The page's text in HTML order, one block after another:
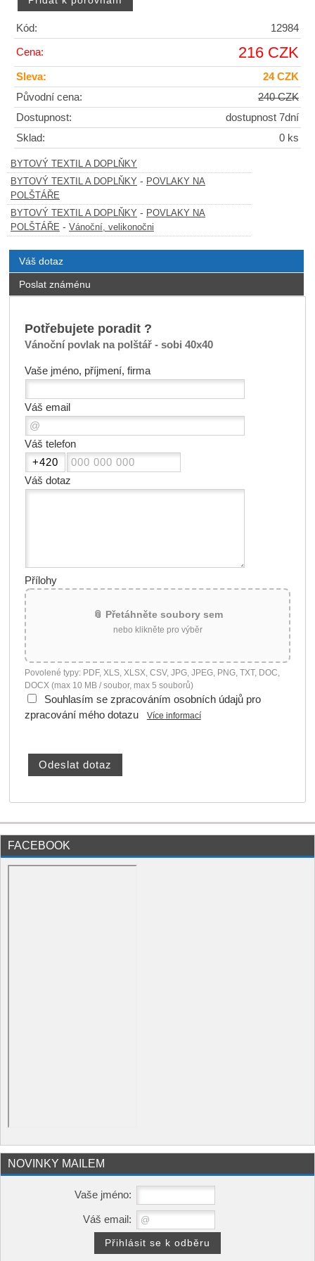
Kód: 12984
Cena: 216 CZK
Sleva:
24 CZK
Původní cena:
240 CZK
Dostupnost:
dostupnost 7dní
Sklad:
0 ks
BYTOVÝ TEXTIL A DOPLŇKY
BYTOVÝ TEXTIL A DOPLŇKY - POVLAKY NA
POLŠTÁŘE
BYTOVÝ TEXTIL A DOPLŇKY - POVLAKY NA
POLŠTÁŘE - Vánoční, velikonočni
Váš dotaz
Poslat známénu
Potřebujete poradit ?
Vánoční povlak na polštář - sobi 40x40
Vaše jméno, příjmení, firma
Váš email
Váš telefon
Váš dotaz
Přílohy
📎 Přetáhněte soubory sem
nebo klikněte pro výběr
Povolené typy: PDF, XLS, XLSX, CSV, JPG, JPEG, PNG, TXT, DOC,
DOCX (max 10 MB / soubor, max 5 souborů)
Souhlasím se zpracováním osobních údajů pro
zpracování mého dotazu
Více informací
FACEBOOK
NOVINKY MAILEM
Vaše jméno:
Váš email: